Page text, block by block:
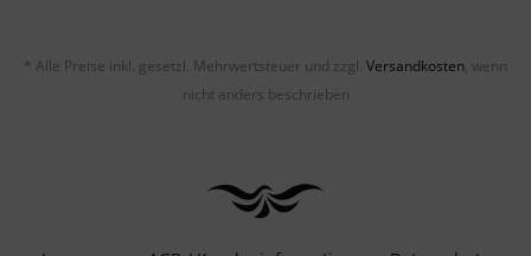
* Alle Preise inkl. gesetzl. Mehrwertsteuer und zzgl. Versandkosten, wenn
nicht anders beschrieben